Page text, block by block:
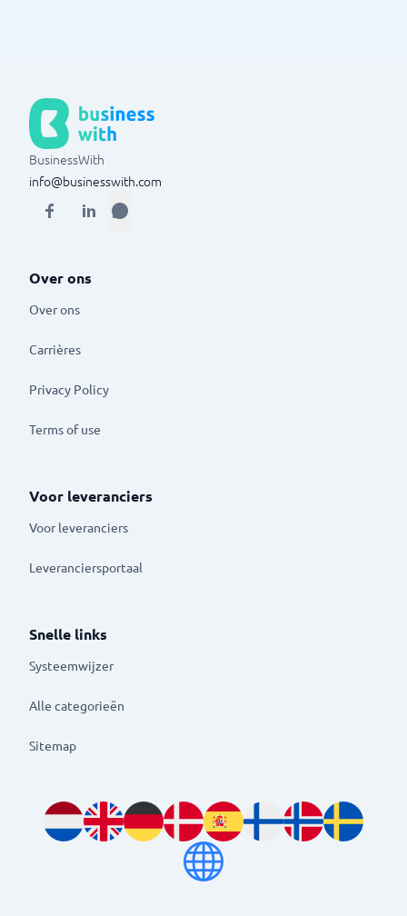
BusinessWith
info@businesswith.com
Over ons
Over ons
Carrières
Privacy Policy
Terms of use
Voor leveranciers
Voor leveranciers
Leveranciersportaal
Snelle links
Systeemwijzer
Alle categorieën
Sitemap